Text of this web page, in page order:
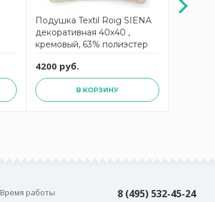
Подушка Textil Roig SIENA
декоративная 40х40 ,
кремовый, 63% полиэстер
наполнитель конфорель
4200 руб.
В КОРЗИНУ
Время работы
8 (495) 532-45-24